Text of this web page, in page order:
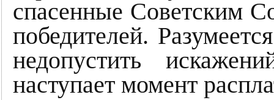
спасенные Советским
победителей.
недопустить
наступает момент